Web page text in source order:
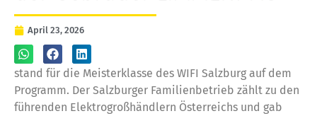
April 23, 2026
stand für die Meisterklasse des WIFI Salzburg auf dem
Programm. Der Salzburger Familienbetrieb zählt zu den
führenden Elektrogroßhändlern Österreichs und gab